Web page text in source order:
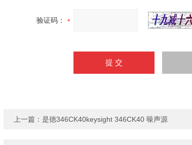
验证码：
上一篇： 是德346CK40keysight 346CK40 噪声源